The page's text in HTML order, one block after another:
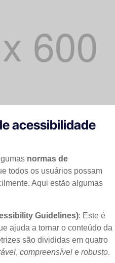
acessibilidade
normas de
todos os usuários possam
Aqui estão algumas
Guidelines): Este é
ajuda a tornar o conteúdo da
são divididas em quatro
,compreensível erobusto.